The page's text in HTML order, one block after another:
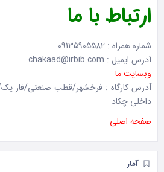
ارتباط با ما
شماره همراه : 09135905582
آدرس ایمیل : chakaad@irbib.com
وبسایت ما
آدرس کارگاه : فرخشهر/قطب صنعتی/فاز یک/
داخلی چکاد
صفحه اصلی
آمار